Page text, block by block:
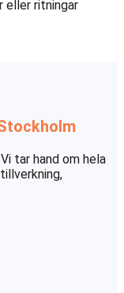
eller ritningar
tar hand om hela